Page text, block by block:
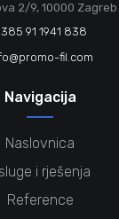
2/9, 10000 Zagreb
91 1941 838
fil.com
Navigacija
Naslovnica
i rješenja
Reference